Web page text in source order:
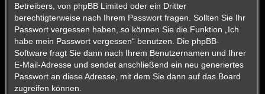
Betreibers, von phpBB Limited oder ein Dritter
berechtigterweise nach Ihrem Passwort fragen. Sollten Sie Ihr
Passwort vergessen haben, so können Sie die Funktion „Ich
habe mein Passwort vergessen“ benutzen. Die phpBB-
Software fragt Sie dann nach Ihrem Benutzernamen und Ihrer
E-Mail-Adresse und sendet anschließend ein neu generiertes
Passwort an diese Adresse, mit dem Sie dann auf das Board
zugreifen können.